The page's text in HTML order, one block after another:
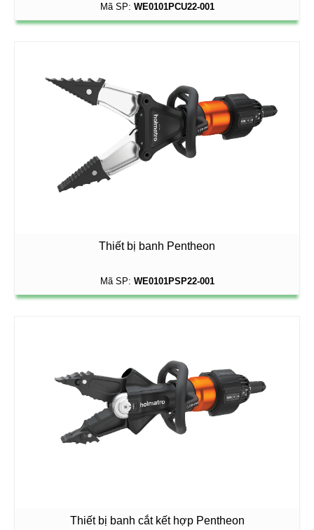
Mã SP: WE0101PCU22-001
Thiết bị banh Pentheon
Mã SP: WE0101PSP22-001
Thiết bị banh cắt kết hợp Pentheon